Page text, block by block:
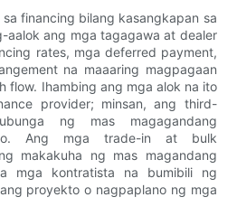
financing bilang kasangkapan sa
aalok ang mga tagagawa at dealer
rates, mga deferred payment,
na maaaring magpagaan
flow. Ihambing ang mga alok na ito
provider; minsan, ang third-
ng mas magagandang
Ang mga trade-in at bulk
makakuha ng mas magandang
mga kontratista na bumibili ng
proyekto o nagpaplano ng mga